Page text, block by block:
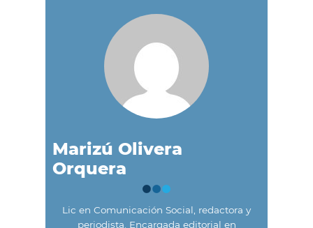
Marizú Olivera
Orquera
Lic en Comunicación Social, redactora y
periodista. Encargada editorial en